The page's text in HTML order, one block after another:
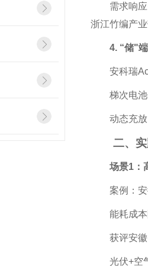
需求响
浙江竹编产
4. “储"
安科瑞
梯次电
动态充
二、
场景1：
案例：
能耗成
获评安
光伏+空